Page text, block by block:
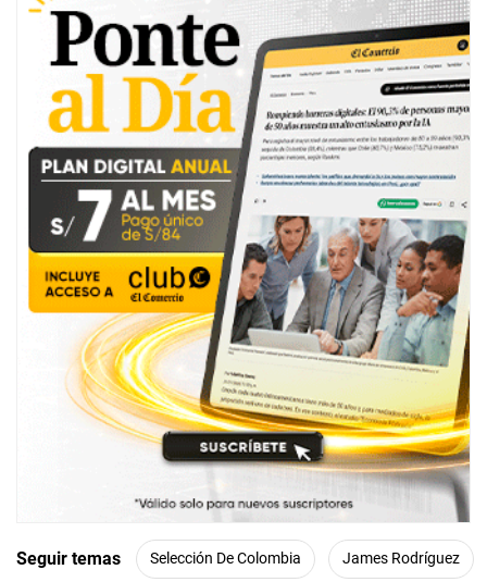
Seguir temas Selección De Colombia James Rodríguez